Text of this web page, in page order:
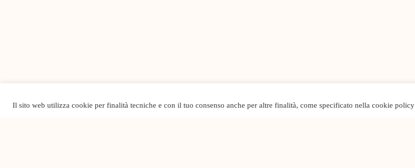
Il sito web utilizza cookie per finalità tecniche e con il tuo consenso anche per altre finalità, come specificato nella cookie policy